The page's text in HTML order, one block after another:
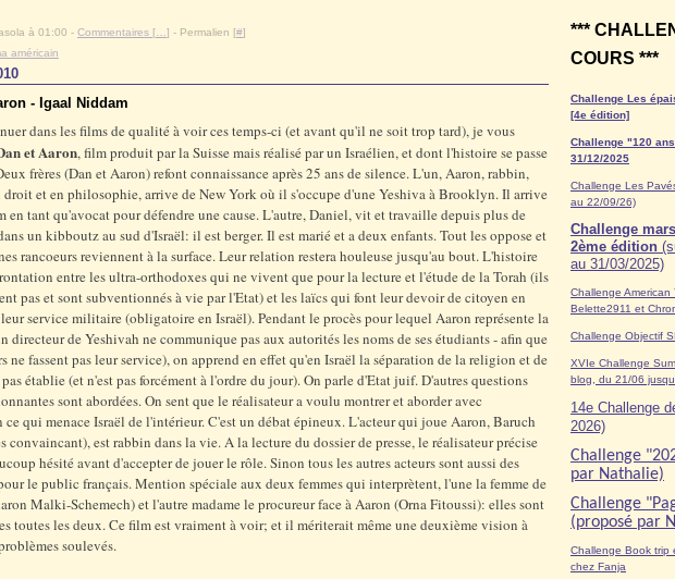
à 01:00 - Commentaires [ ] - Permalien [#]
américain
- Igaal Niddam
dans les films de qualité à voir ces temps-ci (et avant qu'il ne soit trop tard), je vous
et Aaron, film produit par la Suisse mais réalisé par un Israélien, et dont l'histoire se passe
frères (Dan et Aaron) refont connaissance après 25 ans de silence. L'un, Aaron, rabbin,
droit et en philosophie, arrive de New York où il s'occupe d'une Yeshiva à Brooklyn. Il arrive
en tant qu'avocat pour défendre une cause. L'autre, Daniel, vit et travaille depuis plus de
un kibboutz au sud d'Israël: il est berger. Il est marié et a deux enfants. Tout les oppose et
rancoeurs reviennent à la surface. Leur relation restera houleuse jusqu'au bout. L'histoire
entre les ultra-orthodoxes qui ne vivent que pour la lecture et l'étude de la Torah (ils
pas et sont subventionnés à vie par l'Etat) et les laïcs qui font leur devoir de citoyen en
service militaire (obligatoire en Israël). Pendant le procès pour lequel Aaron représente la
directeur de Yeshivah ne communique pas aux autorités les noms de ses étudiants - afin que
ne fassent pas leur service), on apprend en effet qu'en Israël la séparation de la religion et de
établie (et n'est pas forcément à l'ordre du jour). On parle d'Etat juif. D'autres questions
sont abordées. On sent que le réalisateur a voulu montrer et aborder avec
qui menace Israël de l'intérieur. C'est un débat épineux. L'acteur qui joue Aaron, Baruch
convaincant), est rabbin dans la vie. A la lecture du dossier de presse, le réalisateur précise
hésité avant d'accepter de jouer le rôle. Sinon tous les autres acteurs sont aussi des
le public français. Mention spéciale aux deux femmes qui interprètent, l'une la femme de
Malki-Schemech) et l'autre madame le procureur face à Aaron (Orna Fitoussi): elles sont
toutes les deux. Ce film est vraiment à voir; et il mériterait même une deuxième vision à
soulevés.
***
COURS ***
Challenge Les
[4e édition]
Challenge "120
31/12/2025
Challenge Les
au 22/09/26)
Challenge
2ème édition
au 31/03/2025)
Challenge
Belette2911 et
Challenge Objectif
XVIe Challenge
blog, du 21/06
14e Challenge
2026)
Challenge
par Nathalie)
Challenge
(proposé par
Challenge Book trip
chez Fanja